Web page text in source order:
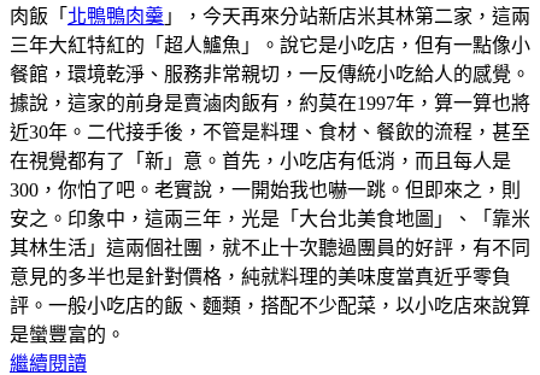
肉飯「 北鴨鴨肉羹 」，今天再來分站新店米其林第二家，這兩
三年大紅特紅的「超人鱸魚」。說它是小吃店，但有一點像小
餐館，環境乾淨、服務非常親切，一反傳統小吃給人的感覺。
據說，這家的前身是賣滷肉飯有，約莫在1997年，算一算也將
近30年。二代接手後，不管是料理、食材、餐飲的流程，甚至
在視覺都有了「新」意。首先，小吃店有低消，而且每人是
300，你怕了吧。老實說，一開始我也嚇一跳。但即來之，則
安之。印象中，這兩三年，光是「大台北美食地圖」、「靠米
其林生活」這兩個社團，就不止十次聽過團員的好評，有不同
意見的多半也是針對價格，純就料理的美味度當真近乎零負
評。一般小吃店的飯、麵類，搭配不少配菜，以小吃店來說算
是蠻豐富的。
繼續閱讀